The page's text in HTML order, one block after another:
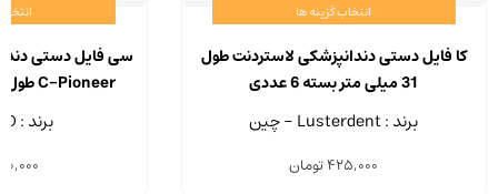
انتخاب گزینه ها
این
محصولکا فایل دستی دندانپزشکی لاستردنت طول
31 میلی متر بسته 6 عددی
برند : Lusterdent - چین
425,000تومان
سی فایل دستی
برند : IMD - چین